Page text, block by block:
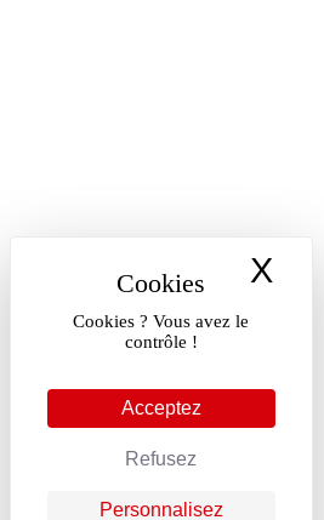
Cookies ? Vous avez le
contrôle !
Acceptez
Refusez
Personnalisez
X